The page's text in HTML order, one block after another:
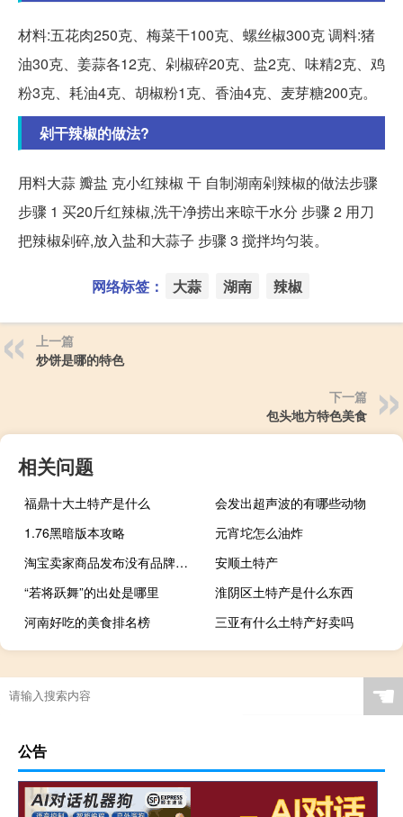
材料:五花肉250克、梅菜干100克、螺丝椒300克 调料:猪
油30克、姜蒜各12克、剁椒碎20克、盐2克、味精2克、鸡
粉3克、耗油4克、胡椒粉1克、香油4克、麦芽糖200克。
剁干辣椒的做法?
用料大蒜 瓣盐 克小红辣椒 干 自制湖南剁辣椒的做法步骤
步骤 1 买20斤红辣椒,洗干净捞出来晾干水分 步骤 2 用刀
把辣椒剁碎,放入盐和大蒜子 步骤 3 搅拌均匀装。
网络标签： 大蒜 湖南 辣椒
上一篇
炒饼是哪的特色
下一篇
包头地方特色美食
相关问题
福鼎十大土特产是什么
会发出超声波的有哪些动物
1.76黑暗版本攻略
元宵坨怎么油炸
淘宝卖家商品发布没有品牌怎么写（淘宝发布宝贝没有品牌怎么办）
安顺土特产
“若将跃舞”的出处是哪里
淮阴区土特产是什么东西
河南好吃的美食排名榜
三亚有什么土特产好卖吗
☚
公告